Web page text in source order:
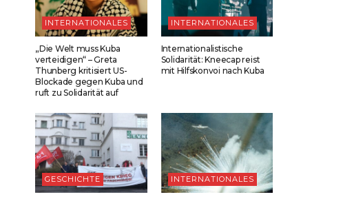
INTERNATIONALES
„Die Welt muss Kuba
verteidigen“ – Greta
Thunberg kritisiert US-
Blockade gegen Kuba und
ruft zu Solidarität auf
INTERNATIONALES
Internationalistische
Solidarität: Kneecap reist
mit Hilfskonvoi nach Kuba
GESCHICHTE INTERNATIONALES